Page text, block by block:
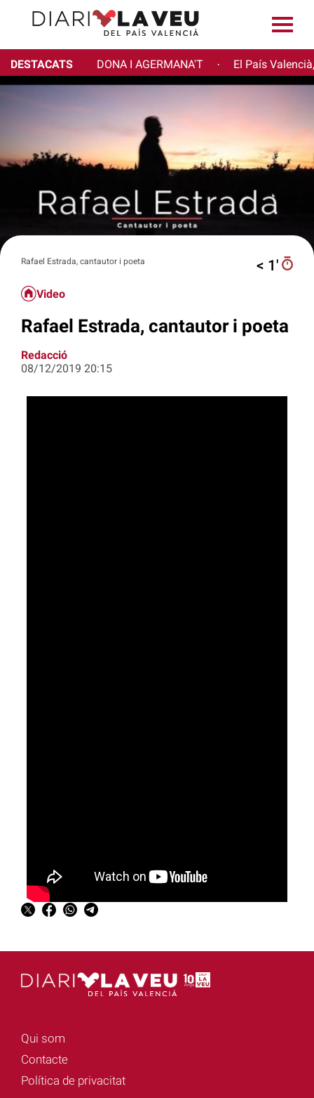
DESTACATS DONA I AGERMANA'T · El País
Rafael Estrada, cantautor i poeta < 1′
Video
Rafael Estrada, cantautor i poeta
Redacció
08/12/2019 20:15
Qui som
Contacte
Política de privacitat